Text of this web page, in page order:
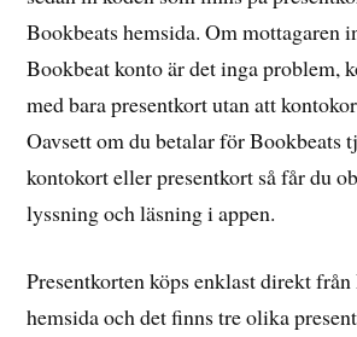
Bookbeats hemsida. Om mottagaren
Bookbeat konto är det inga problem,
med bara presentkort utan att
Oavsett om du betalar för Bookbeats
kontokort eller presentkort så får du
lyssning och läsning i appen.
Presentkorten köps enklast direkt
hemsida och det finns tre olika